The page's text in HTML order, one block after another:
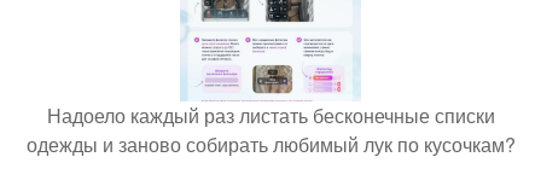
Надоело каждый раз листать бесконечные списки
одежды и заново собирать любимый лук по кусочкам?